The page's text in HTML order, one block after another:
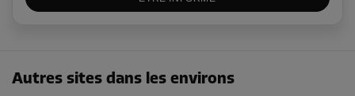
Autres sites dans les environs